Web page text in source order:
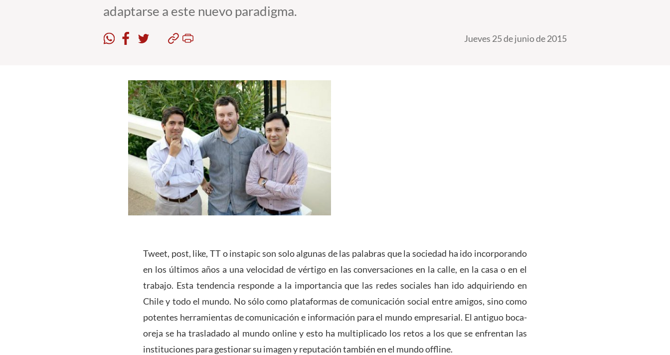
adaptarse a este nuevo paradigma.
Jueves 25 de junio de 2015
Tweet, post, like, TT o instapic son solo algunas de las palabras que la sociedad ha ido incorporando
en los últimos años a una velocidad de vértigo en las conversaciones en la calle, en la casa o en el
trabajo. Esta tendencia responde a la importancia que las redes sociales han ido adquiriendo en
Chile y todo el mundo. No sólo como plataformas de comunicación social entre amigos, sino como
potentes herramientas de comunicación e información para el mundo empresarial. El antiguo boca-
oreja se ha trasladado al mundo online y esto ha multiplicado los retos a los que se enfrentan las
instituciones para gestionar su imagen y reputación también en el mundo offline.